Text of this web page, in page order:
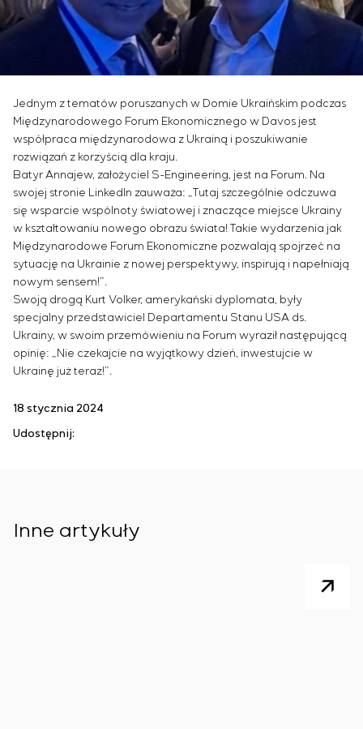
Zarządzanie projektami
Outsourcing
Usługi doradcze
Indywidualne opracowanie i testowanie wraz z
szczególnych wymaganiach dotyczących
niezawodności, jakości i warunków eksploatacji
Opracowanie modeli matematycznych obiektów
sterowania
Opracowanie specjalnych algorytmów
optymalnego i gwarantowanego sterowania z
późniejszym uruchomieniem na obiekcie
Opracowanie systemów sterowania o
niestandardowej strukturze kaskadowej i
wielopoziomowej z parametrami konfiguracyjnymi
statycznymi i adaptacyjnymi
Audyt energetyczny
Infrastruktura
Przemysł chemiczny
Przemysł cementowy
Sivacon S8
Simoprime
Filtry lokalne
Filtr szafowy
Zawory przełączające
Oferty pracy
Weterani
KONTAKT
Jednym z tematów poruszanych w Domie Ukraińskim podczas
Międzynarodowego Forum Ekonomicznego w Davos jest
współpraca międzynarodowa z Ukrainą i poszukiwanie
rozwiązań z korzyścią dla kraju.
Batyr Annajew, założyciel S-Engineering, jest na Forum. Na
swojej stronie LinkedIn zauważa: „Tutaj szczególnie odczuwa
się wsparcie wspólnoty światowej i znaczące miejsce Ukrainy
w kształtowaniu nowego obrazu świata! Takie wydarzenia jak
Międzynarodowe Forum Ekonomiczne pozwalają spojrzeć na
sytuację na Ukrainie z nowej perspektywy, inspirują i napełniają
nowym sensem!”.
Swoją drogą Kurt Volker, amerykański dyplomata, były
specjalny przedstawiciel Departamentu Stanu USA ds.
Ukrainy, w swoim przemówieniu na Forum wyraził następującą
opinię: „Nie czekajcie na wyjątkowy dzień, inwestujcie w
Ukrainę już teraz!”.
18 stycznia 2024
Udostępnij:
Inne artykuły